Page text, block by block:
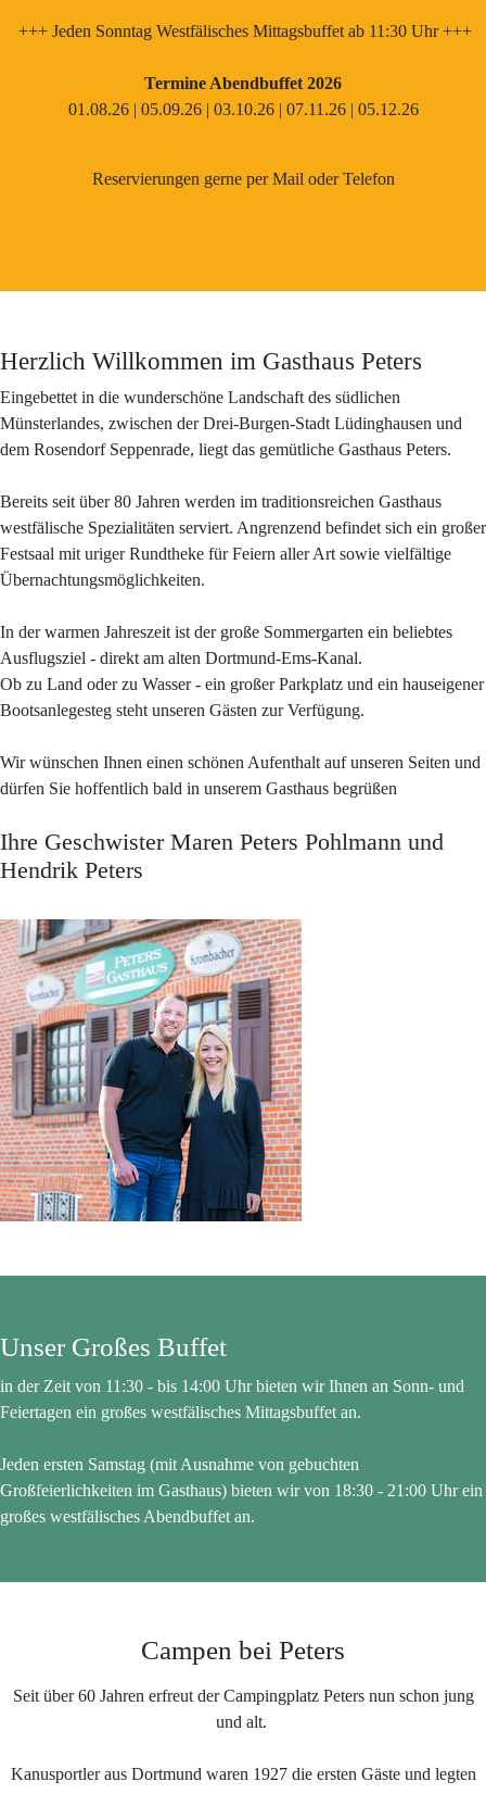
+++ Jeden Sonntag Westfälisches Mittagsbuffet ab 11:30 Uhr +++
Termine Abendbuffet 2026
01.08.26 | 05.09.26 | 03.10.26 | 07.11.26 | 05.12.26
Reservierungen gerne per Mail oder Telefon
Herzlich Willkommen im Gasthaus Peters
Eingebettet in die wunderschöne Landschaft des südlichen
Münsterlandes, zwischen der Drei-Burgen-Stadt Lüdinghausen und
dem Rosendorf Seppenrade, liegt das gemütliche Gasthaus Peters.
Bereits seit über 80 Jahren werden im traditionsreichen Gasthaus
westfälische Spezialitäten serviert. Angrenzend befindet sich ein großer
Festsaal mit uriger Rundtheke für Feiern aller Art sowie vielfältige
Übernachtungsmöglichkeiten.
In der warmen Jahreszeit ist der große Sommergarten ein beliebtes
Ausflugsziel - direkt am alten Dortmund-Ems-Kanal.
Ob zu Land oder zu Wasser - ein großer Parkplatz und ein hauseigener
Bootsanlegesteg steht unseren Gästen zur Verfügung.
Wir wünschen Ihnen einen schönen Aufenthalt auf unseren Seiten und
dürfen Sie hoffentlich bald in unserem Gasthaus begrüßen
Ihre Geschwister Maren Peters Pohlmann und
Hendrik Peters
Unser Großes Buffet
in der Zeit von 11:30 - bis 14:00 Uhr bieten wir Ihnen an Sonn- und
Feiertagen ein großes westfälisches Mittagsbuffet an.
Jeden ersten Samstag (mit Ausnahme von gebuchten
Großfeierlichkeiten im Gasthaus) bieten wir von 18:30 - 21:00 Uhr ein
großes westfälisches Abendbuffet an.
ERFAHREN SIE MEHR
Campen bei Peters
Seit über 60 Jahren erfreut der Campingplatz Peters nun schon jung
und alt.
Kanusportler aus Dortmund waren 1927 die ersten Gäste und legten